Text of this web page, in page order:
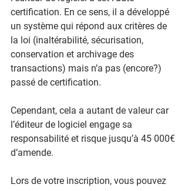
certification. En ce sens, il a développé
un système qui répond aux critères de
la loi (inaltérabilité, sécurisation,
conservation et archivage des
transactions) mais n’a pas (encore?)
passé de certification.
Cependant, cela a autant de valeur car
l’éditeur de logiciel engage sa
responsabilité et risque jusqu’à 45 000€
d’amende.
Lors de votre inscription, vous pouvez